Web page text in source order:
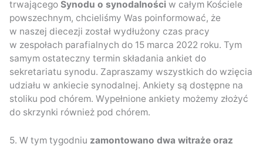
trwającegoSynodu o synodalności w całym Kościele
powszechnym, chcieliśmy Was poinformować, że
w naszej diecezji został wydłużony czas pracy
w zespołach parafialnych do 15 marca 2022 roku. Tym
samym ostateczny termin składania ankiet do
sekretariatu synodu. Zapraszamy wszystkich do wzięcia
udziału w ankiecie synodalnej. Ankiety są dostępne na
stoliku pod chórem. Wypełnione ankiety możemy złożyć
do skrzynki również pod chórem.
5. W tym tygodniu zamontowano dwa witraże oraz